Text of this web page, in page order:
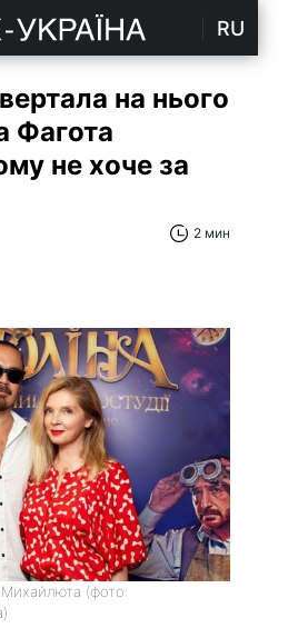
RU
на нього
Фагота
не хоче за
2 мин
(фото: